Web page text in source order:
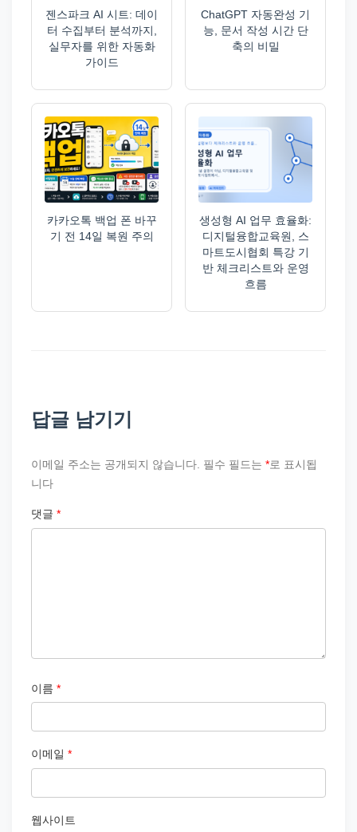
젠스파크 AI 시트: 데이
터 수집부터 분석까지,
실무자를 위한 자동화
가이드
ChatGPT 자동완성 기
능, 문서 작성 시간 단
축의 비밀
카카오톡 백업 폰 바꾸
기 전 14일 복원 주의
생성형 AI 업무 효율화:
디지털융합교육원, 스
마트도시협회 특강 기
반 체크리스트와 운영
흐름
답글 남기기
이메일 주소는 공개되지 않습니다. 필수 필드는 *로 표시됩
니다
댓글 *
이름 *
이메일 *
웹사이트